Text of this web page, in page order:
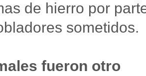
de hierro por
sometidos.
fueron otro